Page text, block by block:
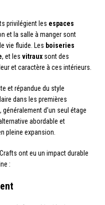
privilégient les espaces
et la salle à manger sont
vie fluide. Les boiseries
, et les vitraux sont des
et caractère à ces intérieurs.
et répandue du style
dans les premières
d’un seul étage
abordable et
pleine expansion.
ont eu un impact durable
: